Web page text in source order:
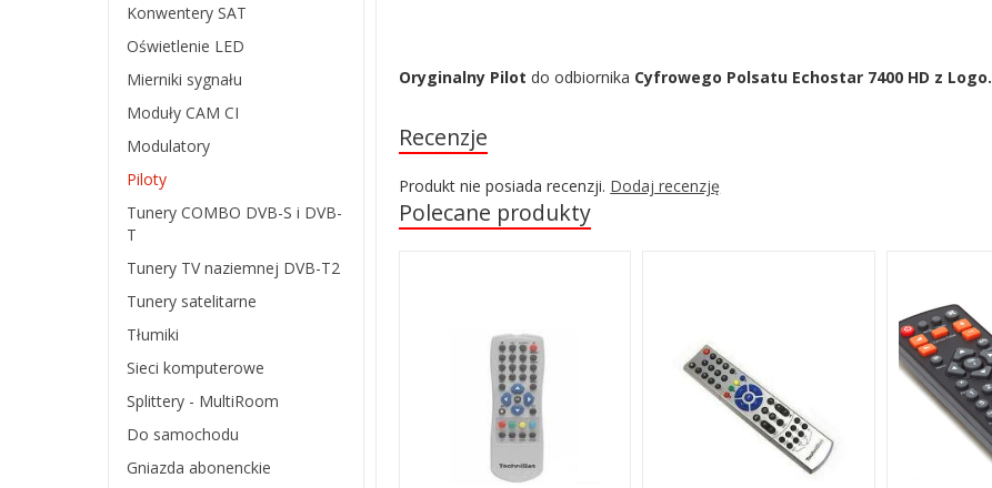
Oryginalny Pilot do odbiornika Cyfrowego Polsatu Echostar 7400 HD z Logo.
Recenzje
Produkt nie posiada recenzji. Dodaj recenzję
Polecane produkty
Konwentery SAT
Oświetlenie LED
Mierniki sygnału
Moduły CAM CI
Modulatory
Piloty
Tunery COMBO DVB-S i DVB-
T
Tunery TV naziemnej DVB-T2
Tunery satelitarne
Tłumiki
Sieci komputerowe
Splittery - MultiRoom
Do samochodu
Gniazda abonenckie